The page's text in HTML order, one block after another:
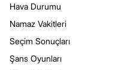
Hava Durumu
Namaz Vakitleri
Seçim Sonuçları
Şans Oyunları